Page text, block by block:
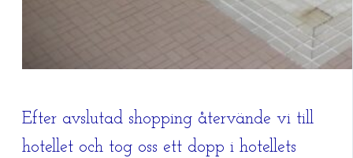
Efter avslutad shopping återvände vi till
hotellet och tog oss ett dopp i hotellets